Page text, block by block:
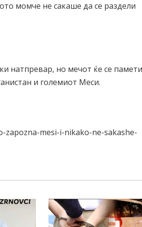
момче не сакаше да се раздели
натпревар, но мечот ќе се памети
и големиот Меси.
mesi-i-nikako-ne-sakashe-